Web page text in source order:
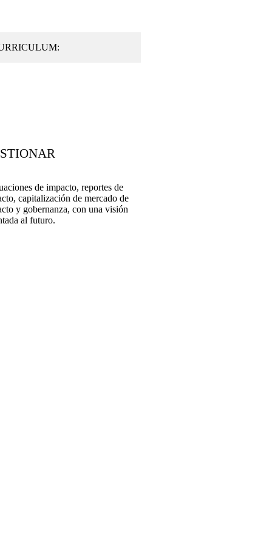
de impacto, reportes de
capitalización de mercado de
y gobernanza, con una visión
al futuro.